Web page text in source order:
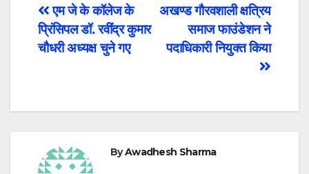
Post
navigation
अखण्ड गौरवशाली क्षत्रिय
समाज फाउंडेशन ने
पदाधिकारी नियुक्त किया
एम जे के कॉलेज के
प्रिंसिपल डॉ. रवींद्र कुमार
चौधरी अध्यक्ष चुने गए
ByAwadhesh Sharma